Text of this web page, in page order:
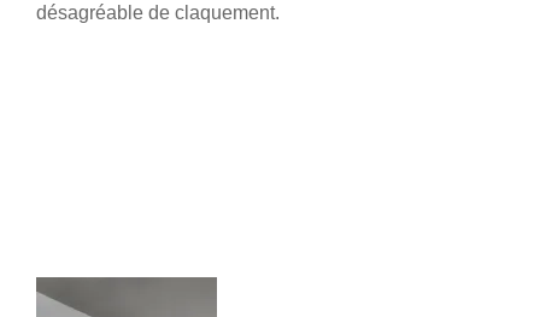
désagréable de claquement.